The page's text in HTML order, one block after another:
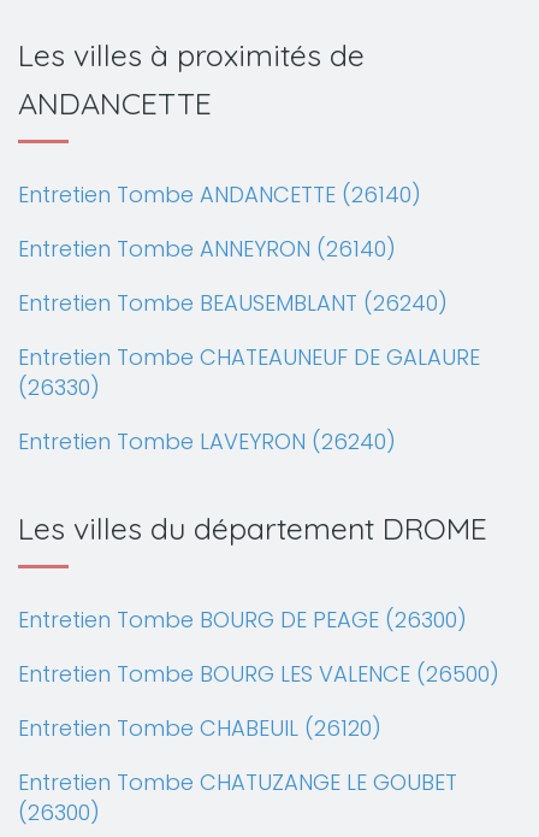
Les villes à proximités de
ANDANCETTE
Entretien Tombe ANDANCETTE (26140)
Entretien Tombe ANNEYRON (26140)
Entretien Tombe BEAUSEMBLANT (26240)
Entretien Tombe CHATEAUNEUF DE GALAURE
(26330)
Entretien Tombe LAVEYRON (26240)
Les villes du département DROME
Entretien Tombe BOURG DE PEAGE (26300)
Entretien Tombe BOURG LES VALENCE (26500)
Entretien Tombe CHABEUIL (26120)
Entretien Tombe CHATUZANGE LE GOUBET
(26300)